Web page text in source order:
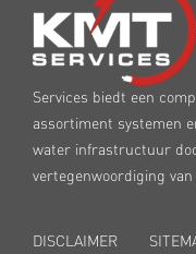
Services biedt een
assortiment systemen
water infrastructuur
vertegenwoordiging
DISCLAIMER